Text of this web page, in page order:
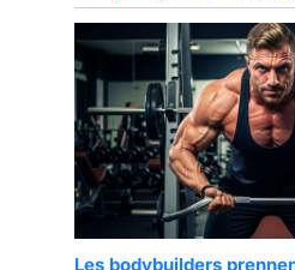
Les bodybuilders